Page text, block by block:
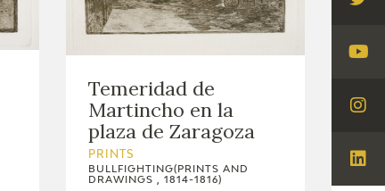
Temeridad de
Martincho en la
plaza de Zaragoza
PRINTS
BULLFIGHTING(PRINTS AND
DRAWINGS , 1814-1816)